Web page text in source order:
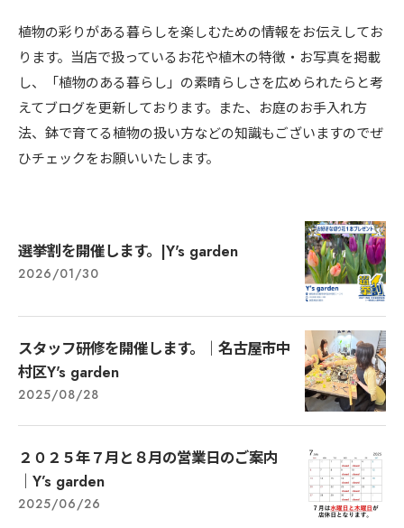
植物の彩りがある暮らしを楽しむための情報をお伝えしてお
ります。当店で扱っているお花や植木の特徴・お写真を掲載
し、「植物のある暮らし」の素晴らしさを広められたらと考
えてブログを更新しております。また、お庭のお手入れ方
法、鉢で育てる植物の扱い方などの知識もございますのでぜ
ひチェックをお願いいたします。
選挙割を開催します。|Y's garden
2026/01/30
スタッフ研修を開催します。｜名古屋市中
村区Y's garden
2025/08/28
２０２５年７月と８月の営業日のご案内
｜Y’s garden
2025/06/26